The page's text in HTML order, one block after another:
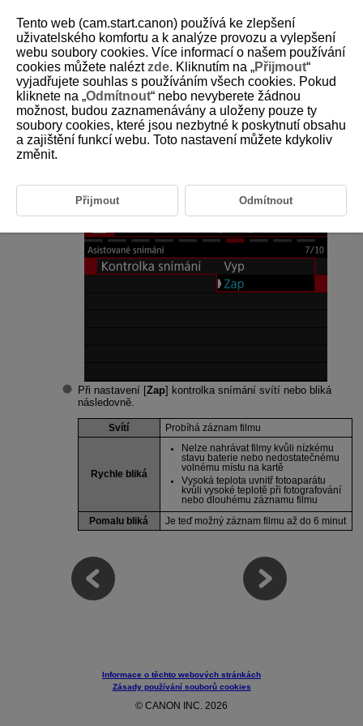
D388-100
Kontrolka snímání
Svítící nebo blikající kontrolka snímání indikuje stav fotoaparátu.
Vyberte [ :Kontrolka snímání] (
).
Vyberte možnost.
Při nastavení [Zap] kontrolka snímání svítí nebo bliká
následovně.
Svítí Probíhá záznam filmu
Rychle bliká
Nelze nahrávat filmy kvůli nízkému
stavu baterie nebo nedostatečnému
volnému místu na kartě
Vysoká teplota uvnitř fotoaparátu
kvůli vysoké teplotě při fotografování
nebo dlouhému záznamu filmu
Pomalu bliká Je teď možný záznam filmu až do 6 minut
Informace o těchto webových stránkách
Zásady používání souborů cookies
© CANON INC. 2026
Tento web (cam.start.canon) používá ke zlepšení
uživatelského komfortu a k analýze provozu a vylepšení
webu soubory cookies. Více informací o našem používání
cookies můžete naléztzde. Kliknutím na „Přijmout“
vyjadřujete souhlas s používáním všech cookies. Pokud
kliknete na „Odmítnout“ nebo nevyberete žádnou
možnost, budou zaznamenávány a uloženy pouze ty
soubory cookies, které jsou nezbytné k poskytnutí obsahu
a zajištění funkcí webu. Toto nastavení můžete kdykoliv
změnit.
Přijmout Odmítnout